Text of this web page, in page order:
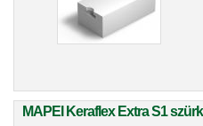
MAPEI Keraflex Extra S1